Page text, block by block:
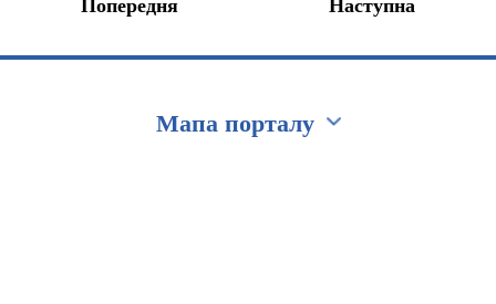
Попередня Наступна
Мапа порталу